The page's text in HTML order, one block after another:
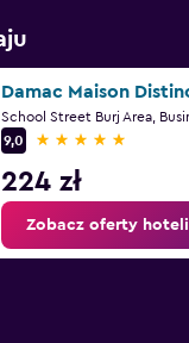
9,0
5 gwiazdek
224 zł
Zobacz oferty hoteli